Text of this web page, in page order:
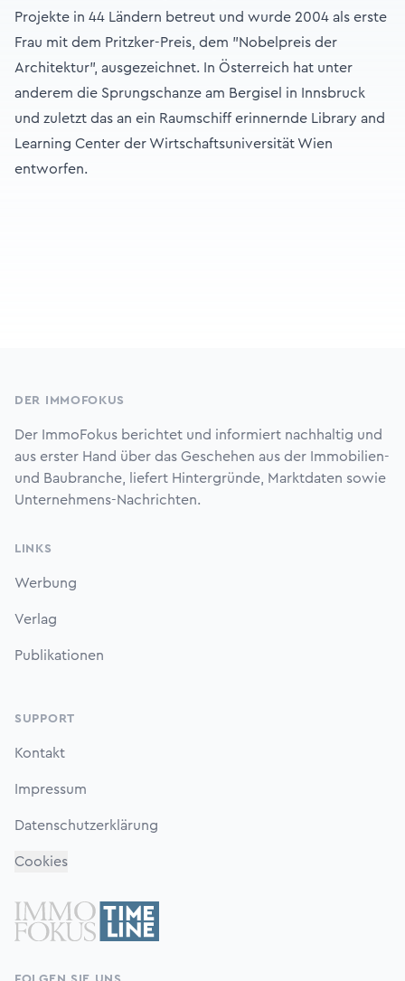
Projekte in 44 Ländern betreut und wurde 2004 als erste
Frau mit dem Pritzker-Preis, dem "Nobelpreis der
Architektur", ausgezeichnet. In Österreich hat unter
anderem die Sprungschanze am Bergisel in Innsbruck
und zuletzt das an ein Raumschiff erinnernde Library and
Learning Center der Wirtschaftsuniversität Wien
entworfen.
DER IMMOFOKUS
Der ImmoFokus berichtet und informiert nachhaltig und
aus erster Hand über das Geschehen aus der Immobilien-
und Baubranche, liefert Hintergründe, Marktdaten sowie
Unternehmens-Nachrichten.
LINKS
Werbung
Verlag
Publikationen
SUPPORT
Kontakt
Impressum
Datenschutzerklärung
Cookies